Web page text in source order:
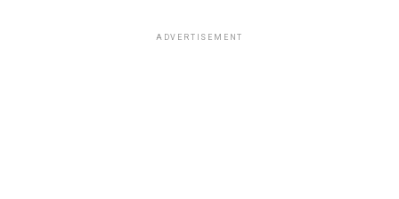
ADVERTISEMENT